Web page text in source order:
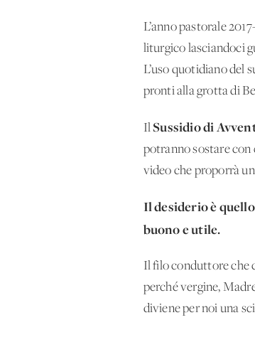
L’anno pastorale
liturgico lasciandoci
L’uso quotidiano del
pronti alla grotta di
IlSussidio di
potranno sostare con
video che proporrà
Il desiderio è
buono e utile.
Il filo conduttore che
perché vergine,
diviene per noi una